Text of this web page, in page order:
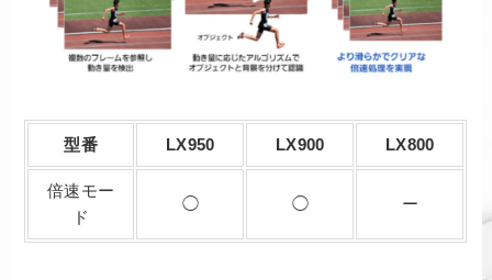
型番 LX950 LX900 LX800
倍速モー
ド
◯ ◯ ー